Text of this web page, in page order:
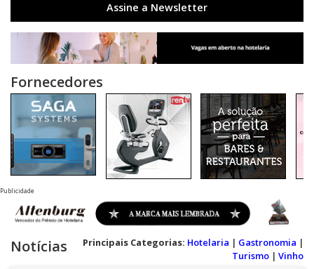
Assine a Newsletter
Fornecedores
Publicidade
Notícias Principais Categorias: Hotelaria | Gastronomia |
Turismo | Vinho